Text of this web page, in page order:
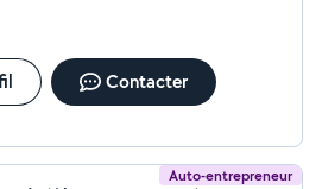
Contacter
Auto-entrepreneur